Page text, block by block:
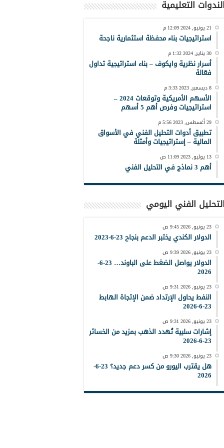
التعليمية
21 يونيو, 2024 12:09 م
استراتيجيات بناء محفظة استثمارية ناجحة
30 يناير, 2024 1:32 م
أسرار نظرية وايكوف – بناء استراتيجية تداول
فعّالة
8 ديسمبر, 2023 3:33 م
الأسهم الأمريكية وتوقعات 2024 –
استراتيجيات وفرص أهم 5 أسهم
29 أغسطس, 2023 5:56 م
تطبيق أدوات التحليل الفني في الأسواق
المالية – إستراتيجيات وأمثلة
13 يوليو, 2023 11:09 ص
أهم 3 نماذج في التحليل الفني
الفني اليومي
23 يونيو, 2026 9:45 ص
الدولار الكندي يختبر الدعم بنجاح 23-6-2023
23 يونيو, 2026 9:39 ص
الدولار يواصل الضغط على الباوند… 23-6-
2026
23 يونيو, 2026 9:31 ص
النفط يحاول الإرتداد ضمن الإتجاة الهابط
23-6-2026
23 يونيو, 2026 9:31 ص
إشارات سلبية تُهدد الذهب بمزيد من الخسائر
23-6-2026
23 يونيو, 2026 9:30 ص
هل يقترب اليورو من كسر دعم جديد؟ 23-6-
2026